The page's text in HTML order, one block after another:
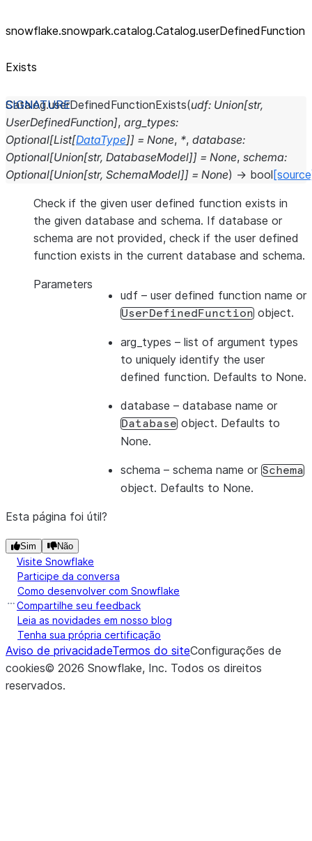
snowflake.snowpark.catalog.Catalog.userDefinedFunction
Exists
Catalog.userDefinedFunctionExists(udf: Union[str,
UserDefinedFunction], arg_types:
Optional[List[DataType]] = None, *, database:
Optional[Union[str, DatabaseModel]] = None, schema:
Optional[Union[str, SchemaModel]] = None) → bool
Check if the given user defined function exists in
the given database and schema. If database or
schema are not provided, check if the user defined
function exists in the current database and schema.
Parameters
udf – user defined function name or
UserDefinedFunction object.
arg_types – list of argument types
to uniquely identify the user
defined function. Defaults to None.
database – database name or
Database object. Defaults to
None.
schema – schema name or Schema
object. Defaults to None.
Esta página foi útil?
Sim Não
Visite Snowflake
Participe da conversa
Como desenvolver com Snowflake
Compartilhe seu feedback
Leia as novidades em nosso blog
Tenha sua própria certificação
Aviso de privacidadeTermos do siteConfigurações de
cookies© 2026 Snowflake, Inc. Todos os direitos
reservados.